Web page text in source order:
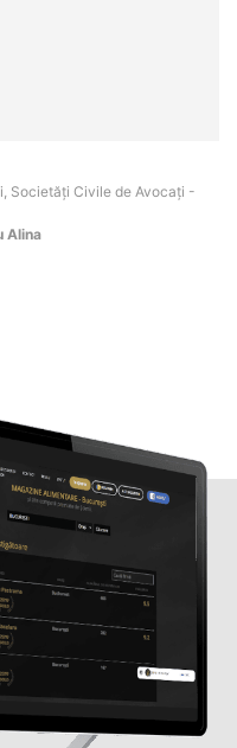
Societăți Civile de Avocați -
Alina